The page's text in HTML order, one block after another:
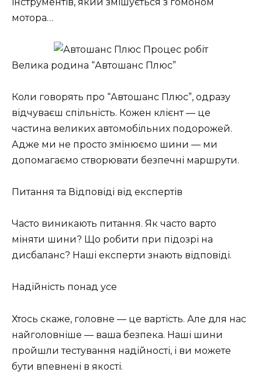
мотора…
Велика родина “Автошанс Плюс”
Коли говорять про “Автошанс Плюс”, одразу
відчуваєш спільність. Кожен клієнт — це
частина великих автомобільних подорожей.
Адже ми не просто змінюємо шини — ми
допомагаємо створювати безпечні маршрути.
Питання та Відповіді від експертів
Часто виникають питання. Як часто варто
міняти шини? Що робити при підозрі на
дисбаланс? Наші експерти знають відповіді.
Надійність понад усе
Хтось скаже, головне — це вартість. Але для нас
найголовніше — ваша безпека. Наші шини
пройшли тестування надійності, і ви можете
бути впевнені в якості.